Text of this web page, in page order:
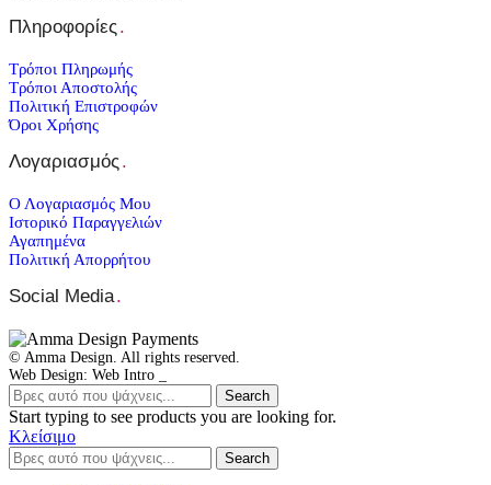
Πληροφορίες.
Τρόποι Πληρωμής
Τρόποι Αποστολής
Πολιτική Επιστροφών
Όροι Χρήσης
Λογαριασμός.
Ο Λογαριασμός Μου
Ιστορικό Παραγγελιών
Αγαπημένα
Πολιτική Απορρήτου
Social Media.
© Amma Design. All rights reserved.
Web Design: Web Intro _
Search
Start typing to see products you are looking for.
Κλείσιμο
Search